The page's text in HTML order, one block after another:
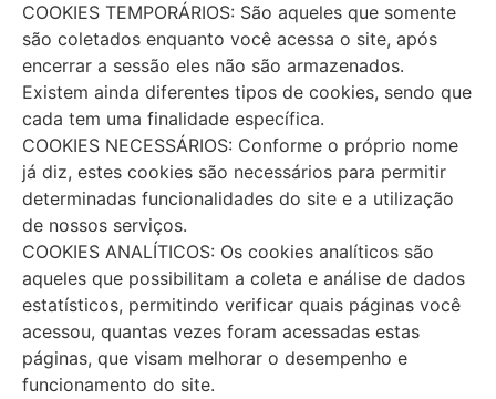
COOKIES TEMPORÁRIOS: São aqueles que somente
são coletados enquanto você acessa o site, após
encerrar a sessão eles não são armazenados.
Existem ainda diferentes tipos de cookies, sendo que
cada tem uma finalidade específica.
COOKIES NECESSÁRIOS: Conforme o próprio nome
já diz, estes cookies são necessários para permitir
determinadas funcionalidades do site e a utilização
de nossos serviços.
COOKIES ANALÍTICOS: Os cookies analíticos são
aqueles que possibilitam a coleta e análise de dados
estatísticos, permitindo verificar quais páginas você
acessou, quantas vezes foram acessadas estas
páginas, que visam melhorar o desempenho e
funcionamento do site.